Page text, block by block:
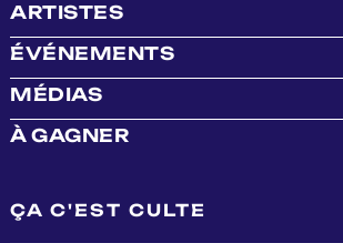
ARTISTES
ÉVÉNEMENTS
MÉDIAS
À GAGNER
ÇA C'EST CULTE